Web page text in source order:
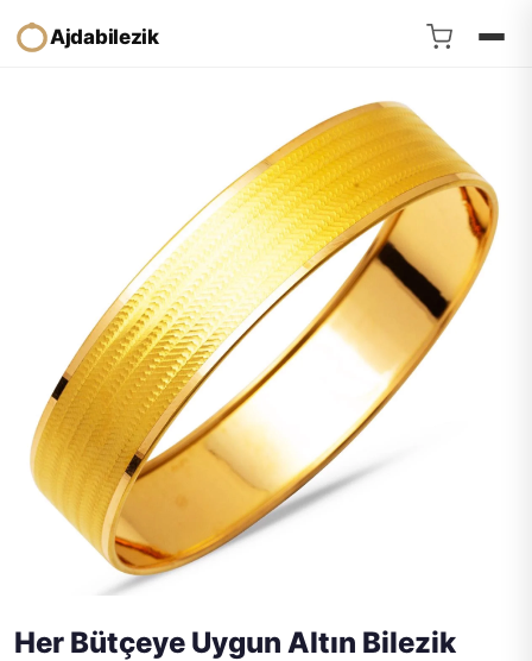
Ajdabilezik
Her Bütçeye Uygun Altın Bilezik